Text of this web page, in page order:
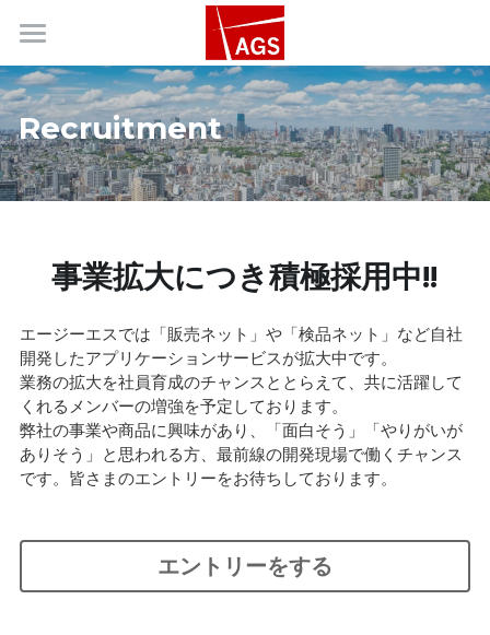
Home
About
Service
Contact
Recruitment
Recruitment
事業拡大につき積極採用中!!
エージーエスでは「販売ネット」や「検品ネット」など自社
開発したアプリケーションサービスが拡大中です。
業務の拡大を社員育成のチャンスととらえて、共に活躍して
くれるメンバーの増強を予定しております。
弊社の事業や商品に興味があり、「面白そう」「やりがいが
ありそう」と思われる方、最前線の開発現場で働くチャンス
です。皆さまのエントリーをお待ちしております。
エントリーをする